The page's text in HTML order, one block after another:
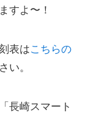
すよ〜！
表はこちらの
い。
長崎スマート